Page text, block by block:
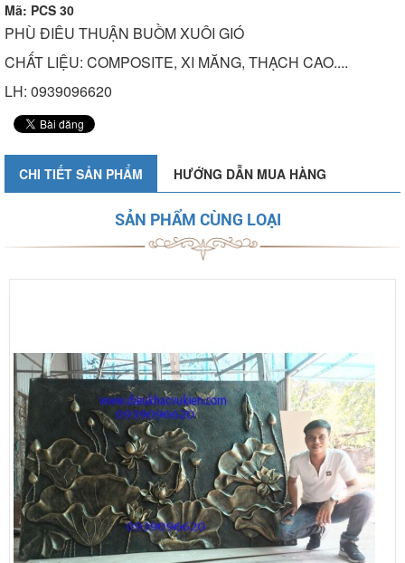
Mã: PCS 30
PHÙ ĐIÊU THUẬN BUỒM XUÔI GIÓ
CHẤT LIỆU: COMPOSITE, XI MĂNG, THẠCH CAO....
LH: 0939096620
CHI TIẾT SẢN PHẨM HƯỚNG DẪN MUA HÀNG
SẢN PHẨM CÙNG LOẠI